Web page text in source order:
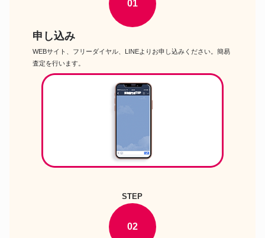
晏弘 琴古流 二尺三寸
01
申し込み
WEBサイト、フリーダイヤル、LINEよりお申し込みください。簡易
査定を行います。
STEP
02